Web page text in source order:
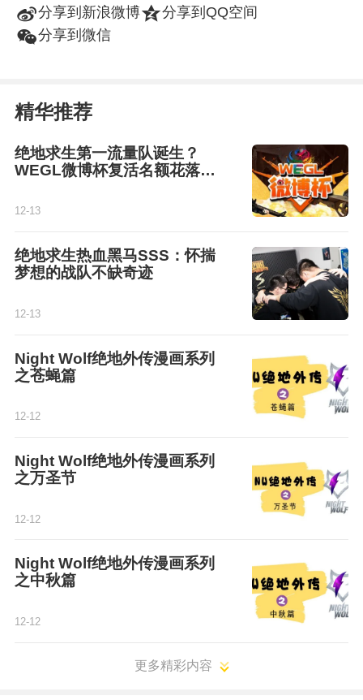
t分享到新浪微博z分享到QQ空间
w分享到微信
精华推荐
绝地求生第一流量队诞生？
WEGL微博杯复活名额花落谁
12-13
绝地求生热血黑马SSS：怀揣
梦想的战队不缺奇迹
12-13
Night Wolf绝地外传漫画系列
之苍蝇篇
12-12
Night Wolf绝地外传漫画系列
之万圣节
12-12
Night Wolf绝地外传漫画系列
之中秋篇
12-12
更多精彩内容